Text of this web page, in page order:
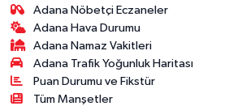
Adana Nöbetçi Eczaneler
Adana Hava Durumu
Adana Namaz Vakitleri
Adana Trafik Yoğunluk Haritası
Puan Durumu ve Fikstür
Tüm Manşetler